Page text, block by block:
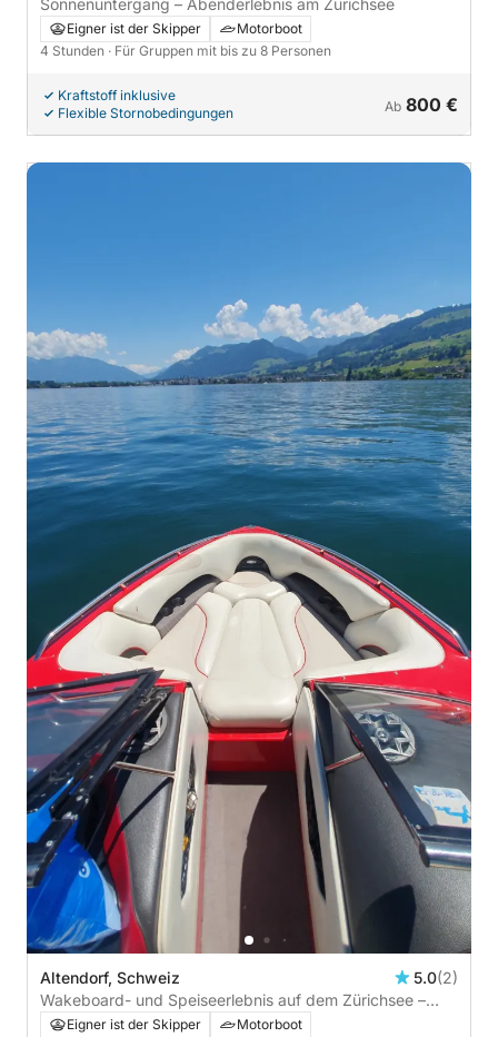
Eigner ist der Skipper
Motorboot
4 Stunden · Für Gruppen mit bis zu 8 Personen
Kraftstoff inklusive
Flexible Stornobedingungen
Ab 800 €
Altendorf, Schweiz 5.0(2)
Wakeboard- und Speiseerlebnis auf dem Zürichsee –
Ganztägig mit optionalem Restaurantstopp
Eigner ist der Skipper
Motorboot